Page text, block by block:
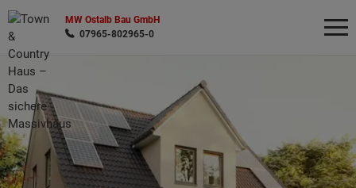
MW Ostalb Bau GmbH
07965-802965-0
Wonach möchten Sie suchen?